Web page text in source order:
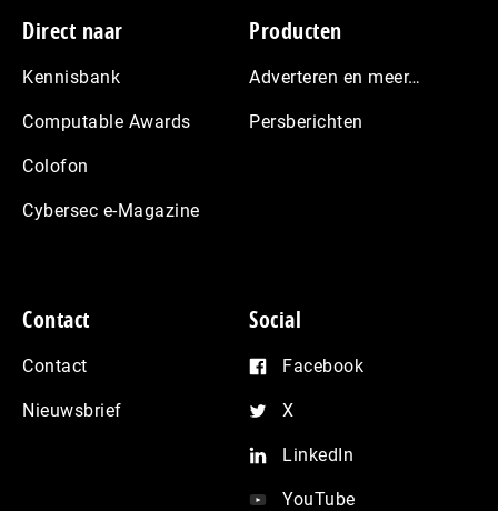
Footer
Direct naar
Kennisbank
Computable Awards
Colofon
Cybersec e-Magazine
Producten
Adverteren en meer…
Persberichten
Contact
Contact
Nieuwsbrief
Social
Facebook
X
LinkedIn
YouTube